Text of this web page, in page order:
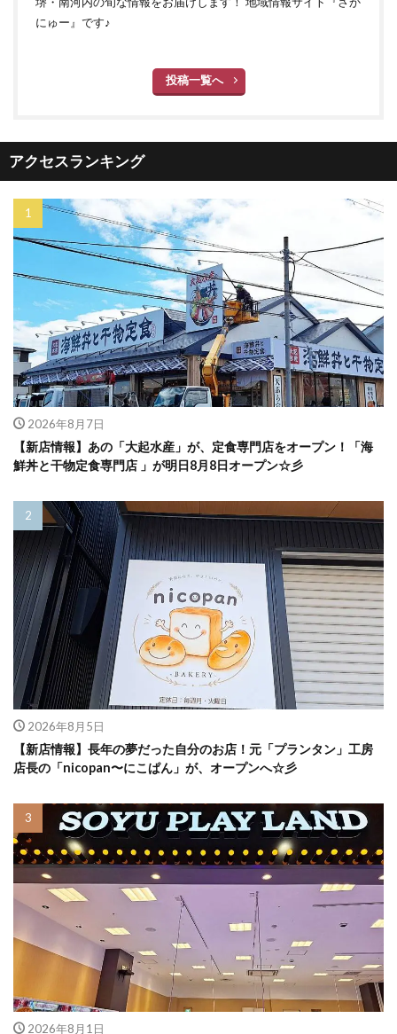
にゅー』です♪
投稿一覧へ
アクセスランキング
2026年8月7日
【新店情報】あの「大起水産」が、定食専門店をオープン！「海
鮮丼と干物定食専門店 」が明日8月8日オープン☆彡
2026年8月5日
【新店情報】長年の夢だった自分のお店！元「プランタン」工房
店長の「nicopan〜にこぱん」が、オープンへ☆彡
2026年8月1日